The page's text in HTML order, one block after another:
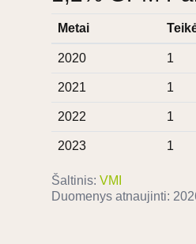
Metai
2020 1
2021 1
2022 1
2023 1
Šaltinis: VMI
Duomenys atnaujinti: